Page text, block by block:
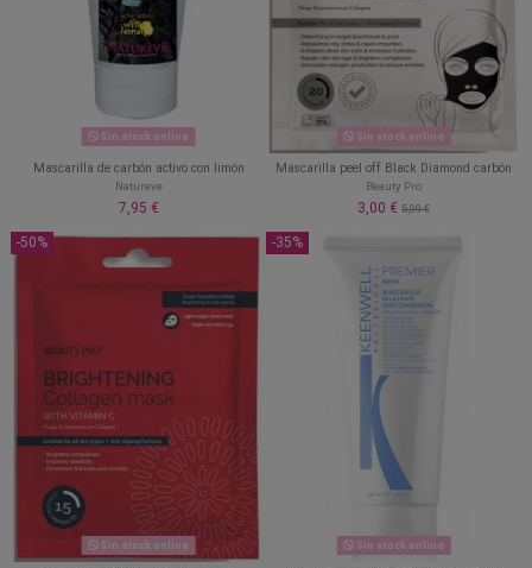
Sin stock online
Mascarilla de carbón activo con limón
Natureve
7,95 €
Sin stock online
Mascarilla peel off Black Diamond carbón
Beauty Pro
3,00 € 5,99 €
-50%
Sin stock online
-35%
Sin stock online